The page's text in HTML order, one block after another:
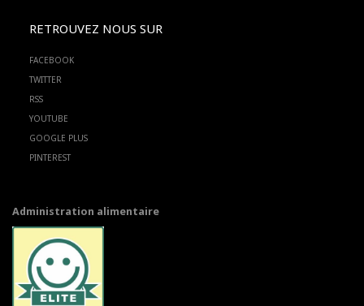
RETROUVEZ NOUS SUR
FACEBOOK
TWITTER
RSS
YOUTUBE
GOOGLE PLUS
PINTEREST
Administration alimentaire